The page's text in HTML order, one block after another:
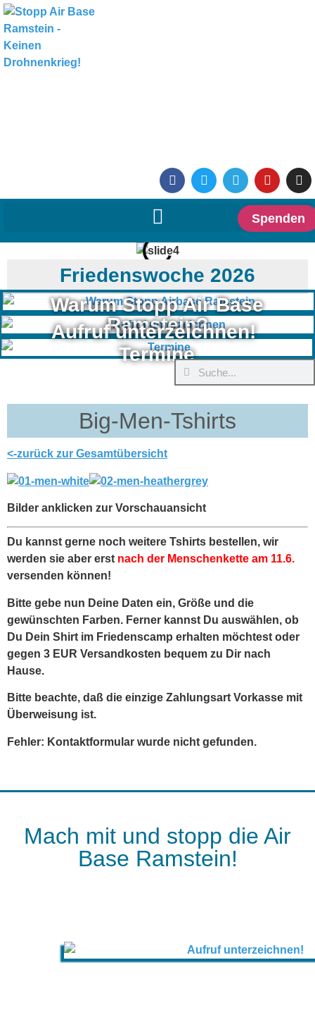
Spenden
Friedenswoche 2026
Warum Stopp Air Base
Ramstein?
Aufruf unterzeichnen!
Termine
Big-Men-Tshirts
<-zurück zur Gesamtübersicht
Bilder anklicken zur Vorschauansicht
Du kannst gerne noch weitere Tshirts bestellen, wir
werden sie aber erst nach der Menschenkette am 11.6.
versenden können!
Bitte gebe nun Deine Daten ein, Größe und die
gewünschten Farben. Ferner kannst Du auswählen, ob
Du Dein Shirt im Friedenscamp erhalten möchtest oder
gegen 3 EUR Versandkosten bequem zu Dir nach
Hause.
Bitte beachte, daß die einzige Zahlungsart Vorkasse mit
Überweisung ist.
Fehler: Kontaktformular wurde nicht gefunden.
Mach mit und stopp die Air
Base Ramstein!